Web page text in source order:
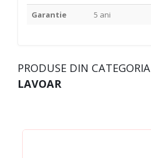
Garantie
5 ani
PRODUSE DIN CATEGORIA
LAVOAR